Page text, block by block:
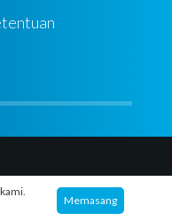
Memasang